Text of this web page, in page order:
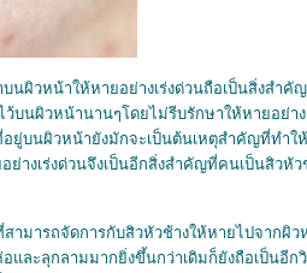
นผิวหน้าให้หายอย่างเร่งด่วนถือเป็นสิ่งสำคั
นผิวหน้านานๆโดยไม่รีบรักษาให้หายอย่า
ยู่บนผิวหน้ายังมักจะเป็นต้นเหตุสำคัญที่ทำใ
างเร่งด่วนจึงเป็นอีกสิ่งสำคัญที่คนเป็นสิวหั
มารถจัดการกับสิวหัวช้างให้หายไปจากผิว
และลุกลามมากยิ่งขึ้นกว่าเดิมก็ยังถือเป็นอี